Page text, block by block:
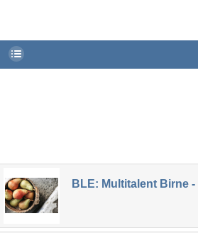
BLE: Multitalent Birne